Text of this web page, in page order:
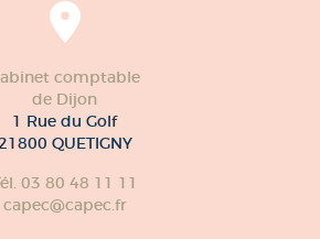
comptable
de Dijon
1 Rue du Golf
QUETIGNY
03 80 48 11 11
capec@capec.fr